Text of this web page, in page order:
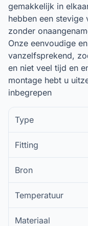
gemakkelijk in
hebben een
zonder
Onze eenvoudige
vanzelfsprekend,
en niet veel tijd en
montage hebt u
inbegrepen
Type
Fitting
Bron
Temperatuur
Materiaal